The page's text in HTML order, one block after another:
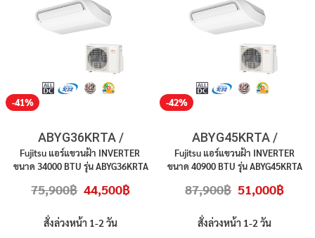
-41%
ABYG36KRTA /
AOYG36KRTA [3เฟส]
Fujitsu แอร์แขวนฝ้า INVERTER
ขนาด 34000 BTU รุ่น ABYG36KRTA
เบอร์ 5 R32 คอมเพรสเซอร์ 10 ปี
ตั้ง
75,900฿ Original
price
75,900฿.
44,500฿Current
price
สั่งล่วงหน้า 1-2 วัน
-42%
ABYG45KRTA /
AOYG45KBTB
Fujitsu แอร์แขวนฝ้า INVERTER
ขนาด 40900 BTU รุ่น ABYG45KRTA
เบอร์ 5 R32 คอมเพรสเซอร์ 10 ปี
ตั้ง
87,900฿ Original
price
87,900฿.
51,000฿price
สั่งล่วงหน้า 1-2 วัน